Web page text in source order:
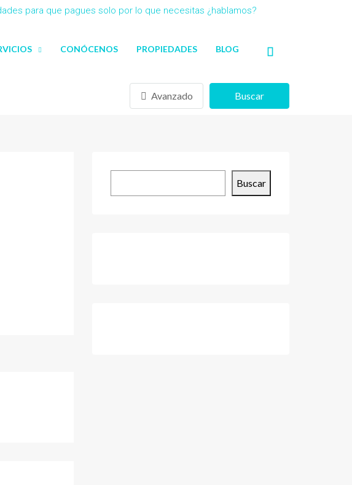
para que pagues solo por lo que necesitas ¿hablamos?
CONÓCENOS PROPIEDADES BLOG
Avanzado Buscar
Buscar